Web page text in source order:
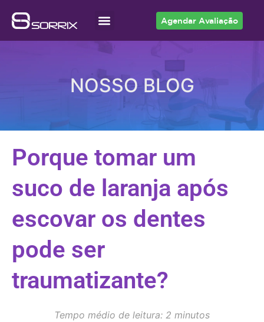
Agendar Avaliação
NOSSO BLOG
Porque tomar um
suco de laranja após
escovar os dentes
pode ser
traumatizante?
Tempo médio de leitura: 2 minutos